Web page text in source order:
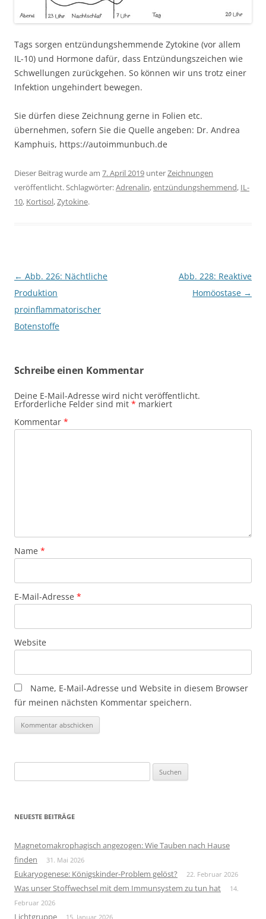
Tags sorgen entzündungshemmende Zytokine (vor allem
IL-10) und Hormone dafür, dass Entzündungszeichen wie
Schwellungen zurückgehen. So können wir uns trotz einer
Infektion ungehindert bewegen.
Sie dürfen diese Zeichnung gerne in Folien etc.
übernehmen, sofern Sie die Quelle angeben: Dr. Andrea
Kamphuis, https://autoimmunbuch.de
Dieser Beitrag wurde am 7. April 2019 unterZeichnungen
veröffentlicht. Schlagwörter:Adrenalin,entzündungshemmend, IL-
10, Kortisol,Zytokine.
Beitragsnavigation
← Abb. 226: Nächtliche
Produktion
proinflammatorischer
Botenstoffe
Abb. 228: Reaktive
Homöostase →
Schreibe einen Kommentar
Deine E-Mail-Adresse wird nicht veröffentlicht.
Erforderliche Felder sind mit * markiert
Kommentar *
Name *
E-Mail-Adresse *
Website
Name, E-Mail-Adresse und Website in diesem Browser
für meinen nächsten Kommentar speichern.
nach:
NEUESTE BEITRÄGE
Magnetomakrophagisch angezogen: Wie Tauben nach Hause
finden
31. Mai 2026
Eukaryogenese: Königskinder-Problem gelöst? 22. Februar 2026
Was unser Stoffwechsel mit dem Immunsystem zu tun hat
14.
Februar 2026
Lichtgruppe 15. Januar 2026